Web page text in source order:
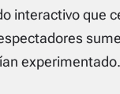
interactivo que
experimentado.